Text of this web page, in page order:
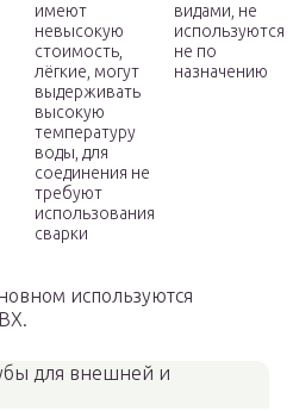
имеют
невысокую
стоимость,
лёгкие, могут
выдерживать
высокую
температуру
воды, для
соединения не
требуют
использования
сварки
видами, не
используются
не по
назначению
используются